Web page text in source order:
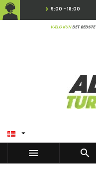
9:00 - 18:00
VÆLG KUNDET BEDSTE

 